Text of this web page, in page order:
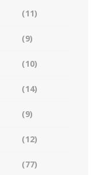
(11)
(9)
(10)
(14)
(9)
(12)
(77)